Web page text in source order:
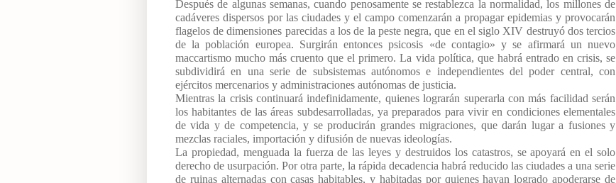
Después de algunas semanas, cuando penosamente se restablezca la normalidad, los millones de
cadáveres dispersos por las ciudades y el campo comenzarán a propagar epidemias y provocarán
flagelos de dimensiones parecidas a los de la peste negra, que en el siglo XIV destruyó dos tercios
de la población europea. Surgirán entonces psicosis «de contagio» y se afirmará un nuevo
maccartismo mucho más cruento que el primero. La vida política, que habrá entrado en crisis, se
subdividirá en una serie de subsistemas autónomos e independientes del poder central, con
ejércitos mercenarios y administraciones autónomas de justicia.
Mientras la crisis continuará indefinidamente, quienes lograrán superarla con más facilidad serán
los habitantes de las áreas subdesarrolladas, ya preparados para vivir en condiciones elementales
de vida y de competencia, y se producirán grandes migraciones, que darán lugar a fusiones y
mezclas raciales, importación y difusión de nuevas ideologías.
La propiedad, menguada la fuerza de las leyes y destruidos los catastros, se apoyará en el solo
derecho de usurpación. Por otra parte, la rápida decadencia habrá reducido las ciudades a una serie
de ruinas alternadas con casas habitables, y habitadas por quienes hayan logrado apoderarse de